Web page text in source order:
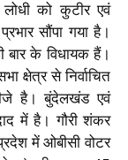
लोधी को कुटीर एवं
सौंपा गया है।
बार के विधायक हैं।
क्षेत्र से निर्वाचित
है। बुंदेलखंड एवं
में है। गौरी शंकर
में ओबीसी वोटर